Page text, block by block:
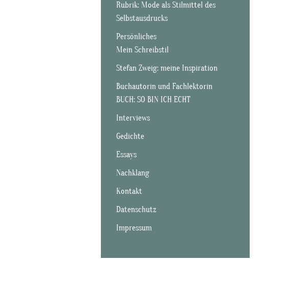
Rubrik: Mode als Stilmittel des
Selbstausdrucks
Persönliches
Mein Schreibstil
Stefan Zweig: meine Inspiration
Buchautorin und Fachlektorin
BUCH: SO BIN ICH ECHT
Interviews
Gedichte
Essays
Nachklang
Kontakt
Datenschutz
Impressum